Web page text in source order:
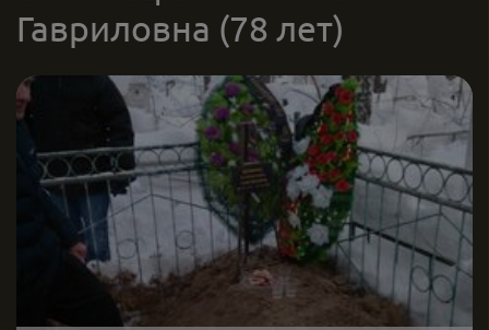
Гавриловна (78 лет)